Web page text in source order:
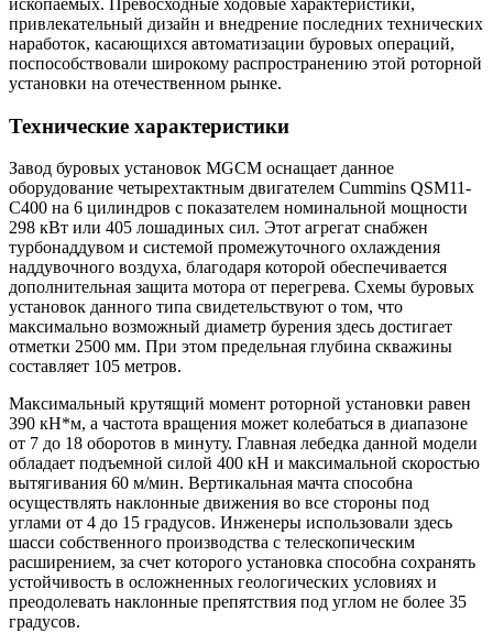
привлекательный дизайн и внедрение последних технических
наработок, касающихся автоматизации буровых операций,
поспособствовали широкому распространению этой роторной
установки на отечественном рынке.
Технические характеристики
Завод буровых установок MGCM оснащает данное
оборудование четырехтактным двигателем Cummins QSM11-
C400 на 6 цилиндров с показателем номинальной мощности
298 кВт или 405 лошадиных сил. Этот агрегат снабжен
турбонаддувом и системой промежуточного охлаждения
наддувочного воздуха, благодаря которой обеспечивается
дополнительная защита мотора от перегрева. Схемы буровых
установок данного типа свидетельствуют о том, что
максимально возможный диаметр бурения здесь достигает
отметки 2500 мм. При этом предельная глубина скважины
составляет 105 метров.
Максимальный крутящий момент роторной установки равен
390 кН*м, а частота вращения может колебаться в диапазоне
от 7 до 18 оборотов в минуту. Главная лебедка данной модели
обладает подъемной силой 400 кН и максимальной скоростью
вытягивания 60 м/мин. Вертикальная мачта способна
осуществлять наклонные движения во все стороны под
углами от 4 до 15 градусов. Инженеры использовали здесь
шасси собственного производства с телескопическим
расширением, за счет которого установка способна сохранять
устойчивость в осложненных геологических условиях и
преодолевать наклонные препятствия под углом не более 35
градусов.